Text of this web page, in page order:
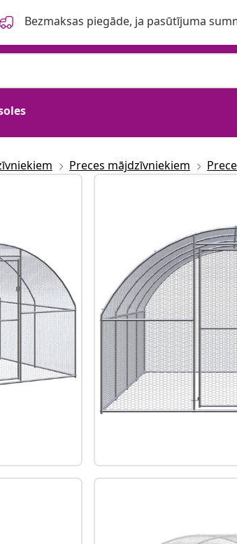
Bezmaksas piegāde, ja pasūtījuma
Preces mājdzīvniekiem